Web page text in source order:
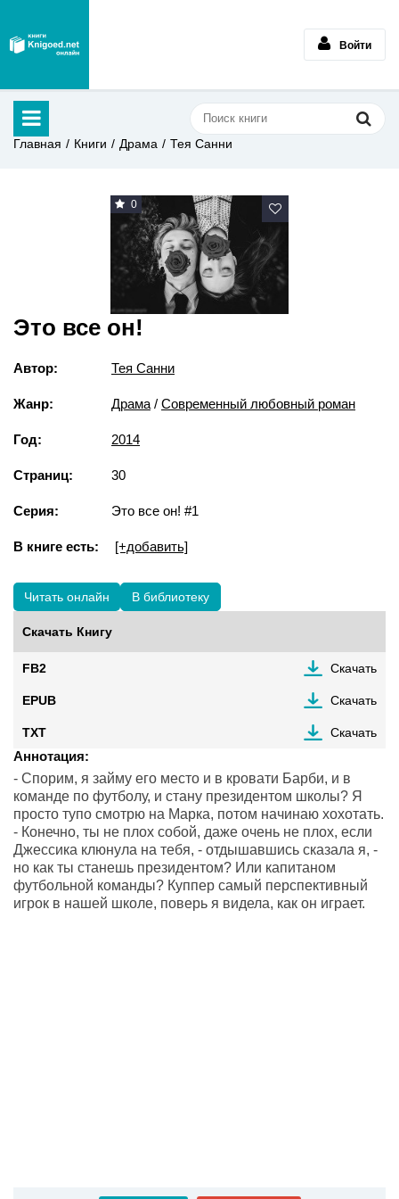
Войти
Главная Книги Драма Тея Санни
0
Это все он!
Автор: Тея Санни
Жанр: Драма / Современный любовный роман
Год: 2014
Страниц: 30
Серия: Это все он! #1
В книге есть: [+добавить]
Читать онлайн В библиотеку
Скачать Книгу
FB2 Скачать
EPUB Скачать
TXT Скачать
Аннотация:
- Спорим, я займу его место и в кровати Барби, и в
команде по футболу, и стану президентом школы? Я
просто тупо смотрю на Марка, потом начинаю хохотать.
- Конечно, ты не плох собой, даже очень не плох, если
Джессика клюнула на тебя, - отдышавшись сказала я, -
но как ты станешь президентом? Или капитаном
футбольной команды? Куппер самый перспективный
игрок в нашей школе, поверь я видела, как он играет.